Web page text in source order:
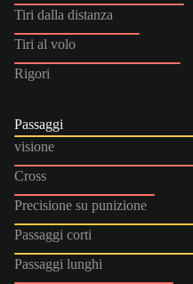
Tiri dalla distanza
Tiri al volo
Rigori
Passaggi
visione
Cross
Precisione su punizione
Passaggi corti
Passaggi lunghi